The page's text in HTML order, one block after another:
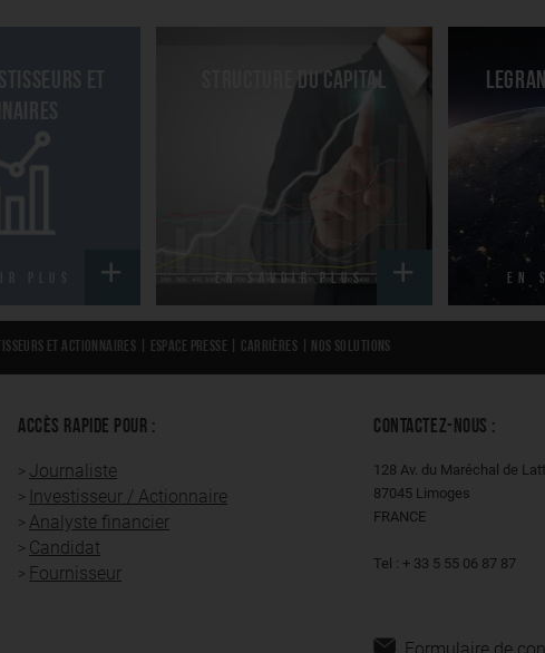
Structure du capital
EN SAVOIR PLUS EN
et actionnaires Espace presse Carrières Nos solutions
ACCÈS RAPIDE POUR :
Journaliste
Investisseur / Actionnaire
Analyste financier
Candidat
Fournisseur
CONTACTEZ-NOUS :
128 Av. du Maréchal de
87045 Limoges
FRANCE
Tel : + 33 5 55 06 87 87